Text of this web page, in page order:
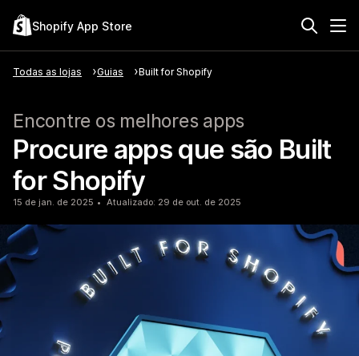
Shopify App Store
Todas as lojas Guias Built for Shopify
Encontre os melhores apps
Procure apps que são Built
for Shopify
15 de jan. de 2025 Atualizado: 29 de out. de 2025